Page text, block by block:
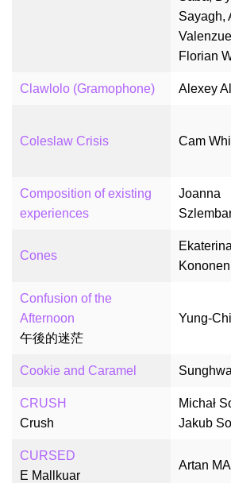
Sayagh,
Florian
Clawlolo (Gramophone) Alexey
Coleslaw Crisis Cam
Composition of existing
experiences
Joanna
Cones
Ekaterina
Confusion of the
Afternoon
午後的迷茫
Yung-
Cookie and Caramel
CRUSH
Crush
Michał
Jakub
CURSED
E Mallkuar
Artan